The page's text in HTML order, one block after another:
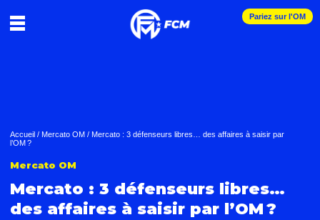
Pariez sur l'OM
Accueil / Mercato OM / Mercato : 3 défenseurs libres… des affaires à saisir par
l’OM ?
Mercato OM
Mercato : 3 défenseurs libres…
des affaires à saisir par l’OM ?